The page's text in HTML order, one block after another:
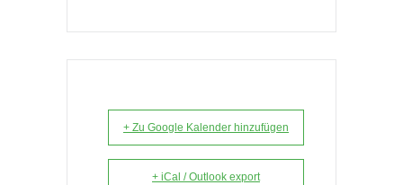
+ Zu Google Kalender hinzufügen
+ iCal / Outlook export